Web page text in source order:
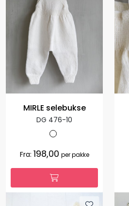
MIRLE selebukse
DG 476-10
Fra: 198,00 per pakke